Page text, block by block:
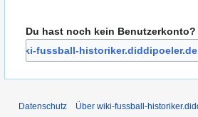
Du hast noch kein Benutzerkonto?
Bei wiki-fussball-
Datenschutz Über wiki-fussball-